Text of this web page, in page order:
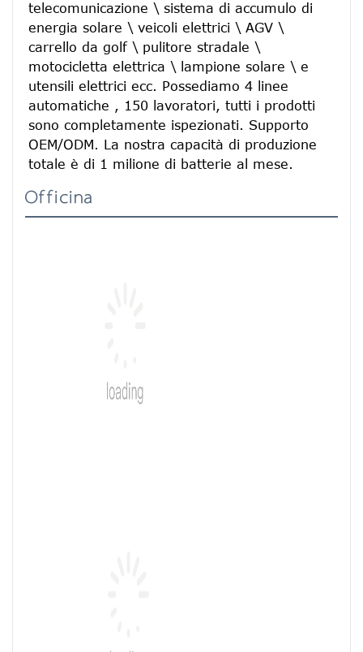
telecomunicazione \ sistema di accumulo di
energia solare \ veicoli elettrici \ AGV \
carrello da golf \ pulitore stradale \
motocicletta elettrica \ lampione solare \ e
utensili elettrici ecc. Possediamo 4 linee
automatiche , 150 lavoratori, tutti i prodotti
sono completamente ispezionati. Supporto
OEM/ODM. La nostra capacità di produzione
totale è di 1 milione di batterie al mese.
Officina